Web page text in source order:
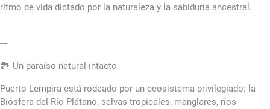
ritmo de vida dictado por la naturaleza y la sabiduría ancestral.
---
🏞️ Un paraíso natural intacto
Puerto Lempira está rodeado por un ecosistema privilegiado: la
Biósfera del Río Plátano, selvas tropicales, manglares, ríos